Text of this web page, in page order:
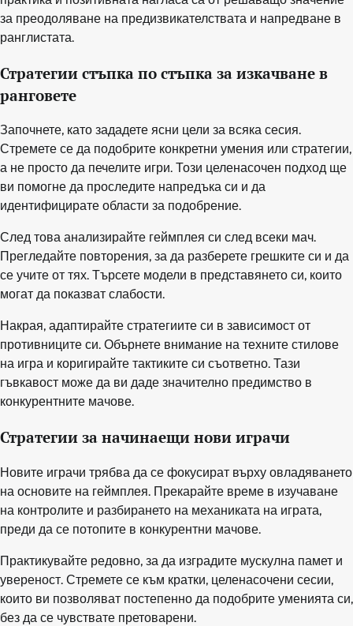
за преодоляване на предизвикателствата и напредване в
ранглистата.
Стратегии стъпка по стъпка за изкачване в
ранговете
Започнете, като зададете ясни цели за всяка сесия.
Стремете се да подобрите конкретни умения или стратегии,
а не просто да печелите игри. Този целенасочен подход ще
ви помогне да проследите напредъка си и да
идентифицирате области за подобрение.
След това анализирайте геймплея си след всеки мач.
Прегледайте повторения, за да разберете грешките си и да
се учите от тях. Търсете модели в представянето си, които
могат да показват слабости.
Накрая, адаптирайте стратегиите си в зависимост от
противниците си. Обърнете внимание на техните стилове
на игра и коригирайте тактиките си съответно. Тази
гъвкавост може да ви даде значително предимство в
конкурентните мачове.
Стратегии за начинаещи нови играчи
Новите играчи трябва да се фокусират върху овладяването
на основите на геймплея. Прекарайте време в изучаване
на контролите и разбирането на механиката на играта,
преди да се потопите в конкурентни мачове.
Практикувайте редовно, за да изградите мускулна памет и
увереност. Стремете се към кратки, целенасочени сесии,
които ви позволяват постепенно да подобрите уменията си,
без да се чувствате претоварени.